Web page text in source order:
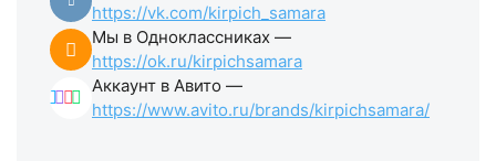
https://vk.com/kirpich_samara
Мы в Одноклассниках —
https://ok.ru/kirpichsamara
Аккаунт в Авито —
https://www.avito.ru/brands/kirpichsamara/